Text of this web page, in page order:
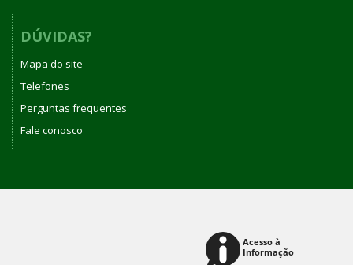
DÚVIDAS?
Mapa do site
Telefones
Perguntas frequentes
Fale conosco